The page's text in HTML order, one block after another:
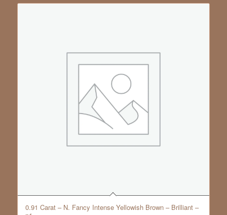
0.91 Carat – N. Fancy Intense Yellowish Brown – Brilliant –